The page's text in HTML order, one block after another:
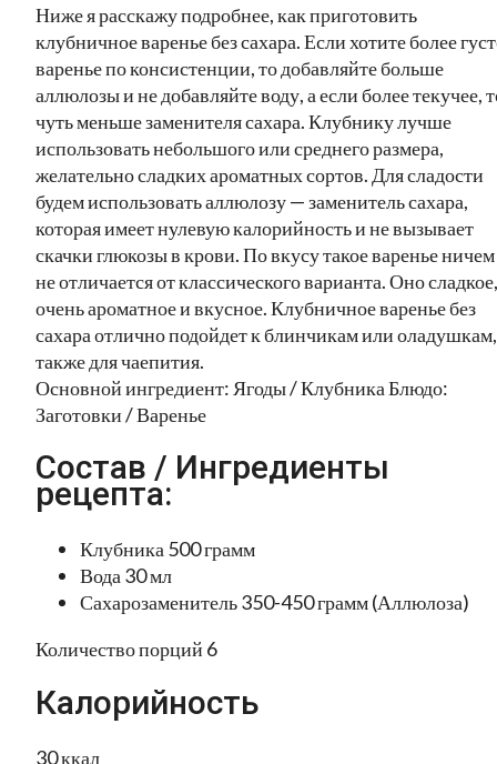
Ниже я расскажу подробнее, как приготовить
клубничное варенье без сахара. Если хотите более
варенье по консистенции, то добавляйте больше
аллюлозы и не добавляйте воду, а если более текучее,
чуть меньше заменителя сахара. Клубнику лучше
использовать небольшого или среднего размера,
желательно сладких ароматных сортов. Для сладости
будем использовать аллюлозу — заменитель сахара,
которая имеет нулевую калорийность и не вызывает
скачки глюкозы в крови. По вкусу такое варенье ничем
не отличается от классического варианта. Оно сладкое,
очень ароматное и вкусное. Клубничное варенье без
сахара отлично подойдет к блинчикам или
также для чаепития.
Основной ингредиент: Ягоды / Клубника Блюдо:
Заготовки / Варенье
Состав / Ингредиенты
рецепта:
Клубника 500 грамм
Вода 30 мл
Сахарозаменитель 350-450 грамм (Аллюлоза)
Количество порций 6
Калорийность
30 ккал